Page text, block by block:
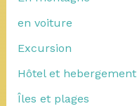
en voiture
Excursion
Hôtel et hebergement
Îles et plages